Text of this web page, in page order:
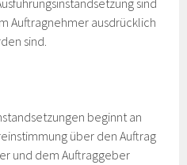
sind
Auftragnehmer ausdrücklich
sind.
beginnt an
über den Auftrag
und dem Auftraggeber